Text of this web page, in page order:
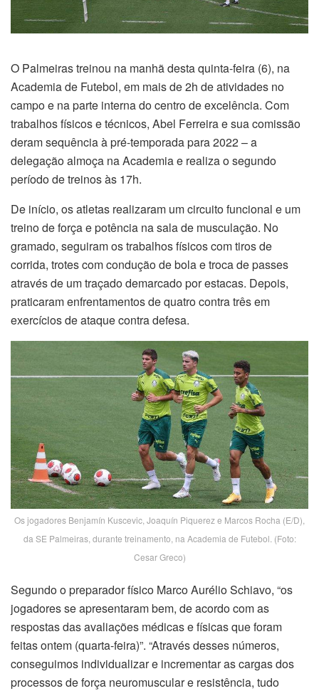
O Palmeiras treinou na manhã desta quinta-feira (6), na
Academia de Futebol, em mais de 2h de atividades no
campo e na parte interna do centro de excelência. Com
trabalhos físicos e técnicos, Abel Ferreira e sua comissão
deram sequência à pré-temporada para 2022 – a
delegação almoça na Academia e realiza o segundo
período de treinos às 17h.
De início, os atletas realizaram um circuito funcional e um
treino de força e potência na sala de musculação. No
gramado, seguiram os trabalhos físicos com tiros de
corrida, trotes com condução de bola e troca de passes
através de um traçado demarcado por estacas. Depois,
praticaram enfrentamentos de quatro contra três em
exercícios de ataque contra defesa.
Os jogadores Benjamín Kuscevic, Joaquín Piquerez e Marcos Rocha (E/D),
da SE Palmeiras, durante treinamento, na Academia de Futebol. (Foto:
Cesar Greco)
Segundo o preparador físico Marco Aurélio Schiavo, “os
jogadores se apresentaram bem, de acordo com as
respostas das avaliações médicas e físicas que foram
feitas ontem (quarta-feira)”. “Através desses números,
conseguimos individualizar e incrementar as cargas dos
processos de força neuromuscular e resistência, tudo